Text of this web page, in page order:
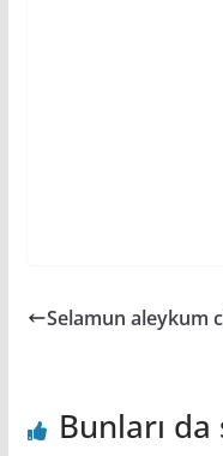
Selamun aleykum
Bunları